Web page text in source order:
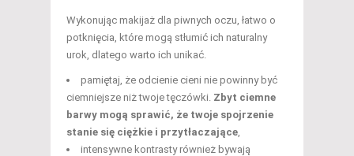
Wykonując makijaż dla piwnych oczu, łatwo o
potknięcia, które mogą stłumić ich naturalny
urok, dlatego warto ich unikać.
pamiętaj, że odcienie cieni nie powinny być
ciemniejsze niż twoje tęczówki. Zbyt ciemne
barwy mogą sprawić, że twoje spojrzenie
stanie się ciężkie i przytłaczające
intensywne kontrasty również bywają